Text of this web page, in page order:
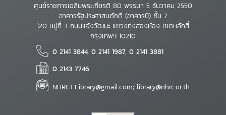
ศูนย์ราชการเฉลิมพระเกียรติ 80 พรรษา 5 ธันวาคม 2550
อาคารรัฐประศาสนภักดี (อาคารบี) ชั้น 7
120 หมู่ที่ 3 ถนนแจ้งวัฒนะ แขวงทุ่งสองห้อง เขตหลักสี่
กรุงเทพฯ 10210
0 2141 3844, 0 2141 1987, 0 2141 3881
0 2143 7746
NHRCT.Library@gmail.com; library@nhrc.or.th